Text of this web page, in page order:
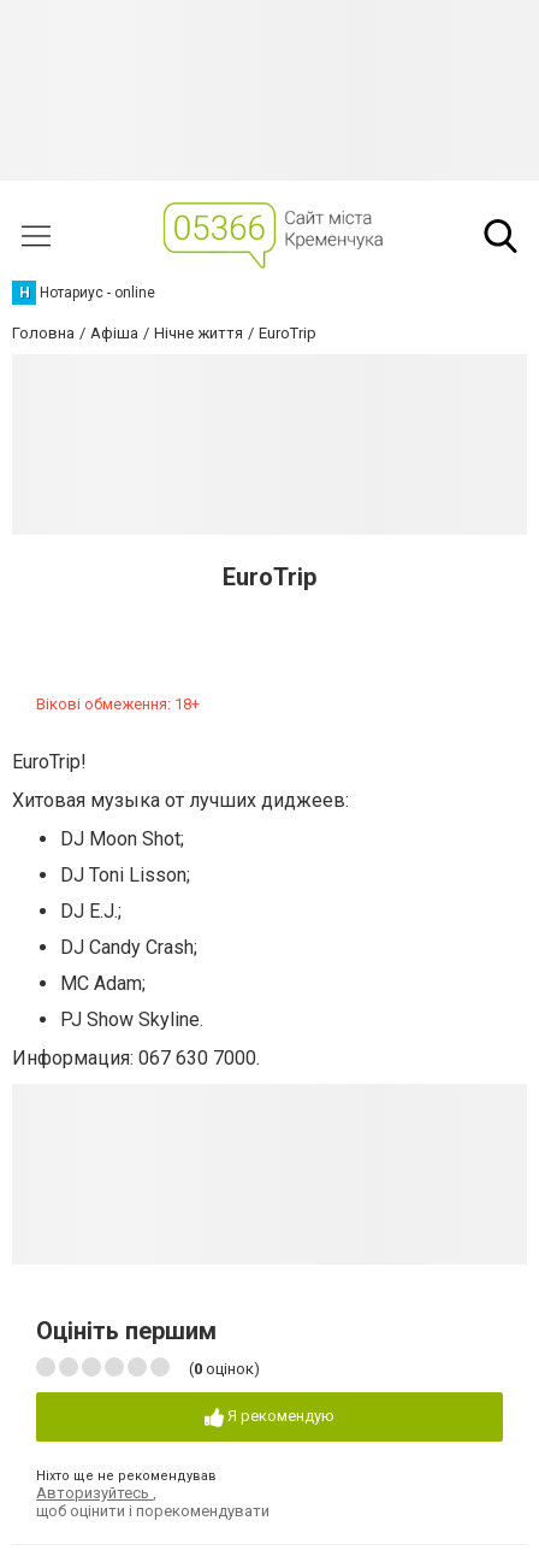
Н Нотариус - online
Головна Афіша Нічне життя EuroTrip
EuroTrip
Вікові обмеження: 18+
EuroTrip!
Хитовая музыка от лучших диджеев:
DJ Moon Shot;
DJ Toni Lisson;
DJ E.J.;
DJ Candy Crash;
MC Adam;
PJ Show Skyline.
Информация: 067 630 7000.
Оцініть першим
(0 оцінок)
Я рекомендую
Ніхто ще не рекомендував
Авторизуйтесь
щоб оцінити і порекомендувати